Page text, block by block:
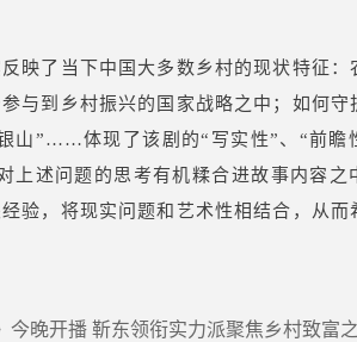
映了当下中国大多数乡村的现状特征：
与到乡村振兴的国家战略之中；如何守
山”……体现了该剧的“写实性”、“前瞻
上述问题的思考有机糅合进故事内容之
验，将现实问题和艺术性相结合，从而